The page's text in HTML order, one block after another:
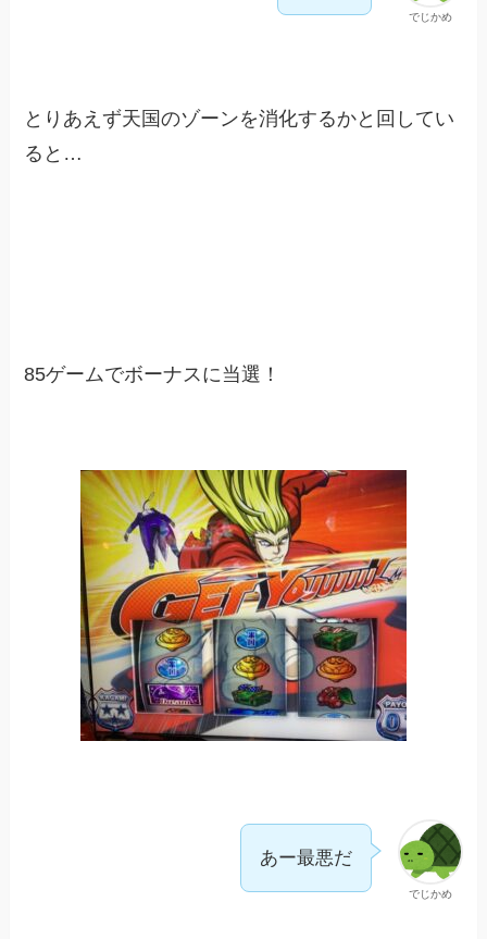
でじかめ
とりあえず天国のゾーンを消化するかと回してい
ると…
85ゲームでボーナスに当選！
でじかめ
あー最悪だ